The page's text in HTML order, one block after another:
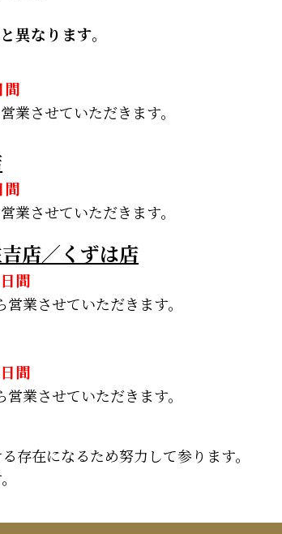
異なります。
業させていただきます。
業させていただきます。
店／くずは店
間
業させていただきます。
間
業させていただきます。
存在になるため努力して参ります。